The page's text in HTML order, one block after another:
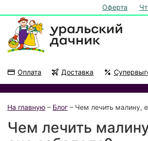
Оферта
Оплата Доставка
На главную – Блог – Чем лечить малину,
Чем лечить